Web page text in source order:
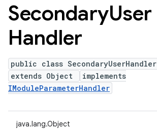
SecondaryUser
Handler
public class SecondaryUserHandler
extends Object
implements
IModuleParameterHandler
java.lang.Object